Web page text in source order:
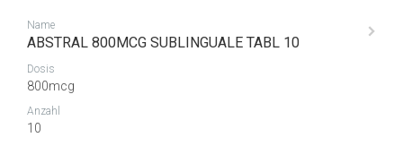
Name
ABSTRAL 800MCG SUBLINGUALE TABL 10
Dosis
800mcg
Anzahl
10